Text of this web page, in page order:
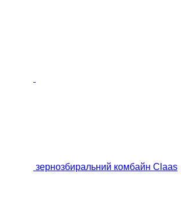
зернозбиральний комбайн Claas